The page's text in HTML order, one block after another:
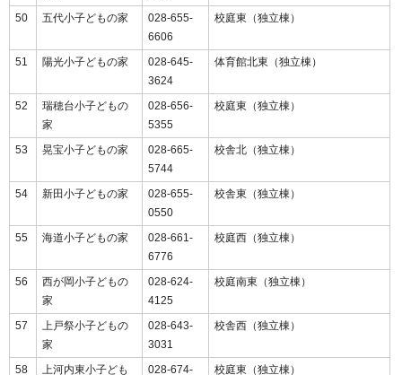
50 五代小子どもの家
028-655-
6606
校庭東（独立棟）
51 陽光小子どもの家
028-645-
3624
体育館北東（独立棟）
52
瑞穂台小子どもの
家
028-656-
5355
校庭東（独立棟）
53 晃宝小子どもの家
028-665-
5744
校舎北（独立棟）
54 新田小子どもの家
028-655-
0550
校舎東（独立棟）
55 海道小子どもの家
028-661-
6776
校庭西（独立棟）
56
西が岡小子どもの
家
028-624-
4125
校庭南東（独立棟）
57
上戸祭小子どもの
家
028-643-
3031
校舎西（独立棟）
58
上河内東小子ども
028-674-
校庭東（独立棟）